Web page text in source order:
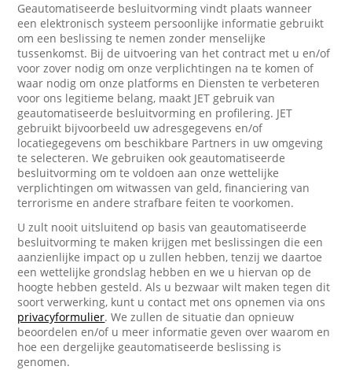
Geautomatiseerde besluitvorming vindt plaats wanneer
een elektronisch systeem persoonlijke informatie gebruikt
om een beslissing te nemen zonder menselijke
tussenkomst. Bij de uitvoering van het contract met u en/of
voor zover nodig om onze verplichtingen na te komen of
waar nodig om onze platforms en Diensten te verbeteren
voor ons legitieme belang, maakt JET gebruik van
geautomatiseerde besluitvorming en profilering. JET
gebruikt bijvoorbeeld uw adresgegevens en/of
locatiegegevens om beschikbare Partners in uw omgeving
te selecteren. We gebruiken ook geautomatiseerde
besluitvorming om te voldoen aan onze wettelijke
verplichtingen om witwassen van geld, financiering van
terrorisme en andere strafbare feiten te voorkomen.
U zult nooit uitsluitend op basis van geautomatiseerde
besluitvorming te maken krijgen met beslissingen die een
aanzienlijke impact op u zullen hebben, tenzij we daartoe
een wettelijke grondslag hebben en we u hiervan op de
hoogte hebben gesteld. Als u bezwaar wilt maken tegen dit
soort verwerking, kunt u contact met ons opnemen via ons
privacyformulier. We zullen de situatie dan opnieuw
beoordelen en/of u meer informatie geven over waarom en
hoe een dergelijke geautomatiseerde beslissing is
genomen.